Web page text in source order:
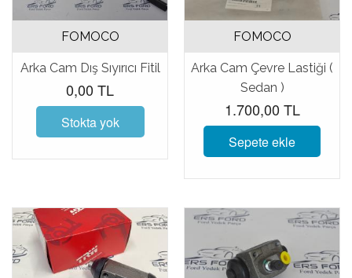
ÜYE OL
SEPET
FOMOCO
Arka Cam Dış Sıyırıcı Fitil
0,00 TL
Stokta yok
FOMOCO
Arka Cam Çevre Lastiği (
Sedan )
1.700,00 TL
Sepete ekle